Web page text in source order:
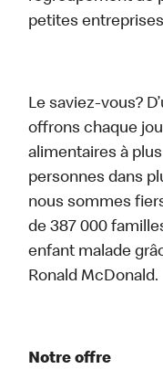
petites
Le saviez-vous?
offrons chaque
alimentaires à
personnes dans
nous sommes
de 387 000
enfant malade
Ronald McDonald.
Notre offre